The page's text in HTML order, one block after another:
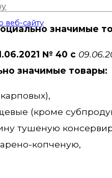
веб-сайту
значимые
№ 40 с
значимые товары:
(кроме
тушеную
копченую,